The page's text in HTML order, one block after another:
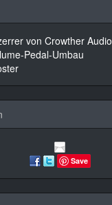
von Crowther Audio
Pedal-Umbau
Save